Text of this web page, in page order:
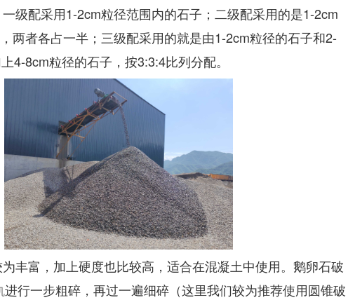
级配采用1-2cm粒径范围内的石子；二级配采用的是1-2cm
两者各占一半；三级配采用的就是由1-2cm粒径的石子和2-
4-8cm粒径的石子，按3:3:4比列分配。
丰富，加上硬度也比较高，适合在混凝土中使用。鹅卵石破
进行一步粗碎，再过一遍细碎（这里我们较为推荐使用圆锥破